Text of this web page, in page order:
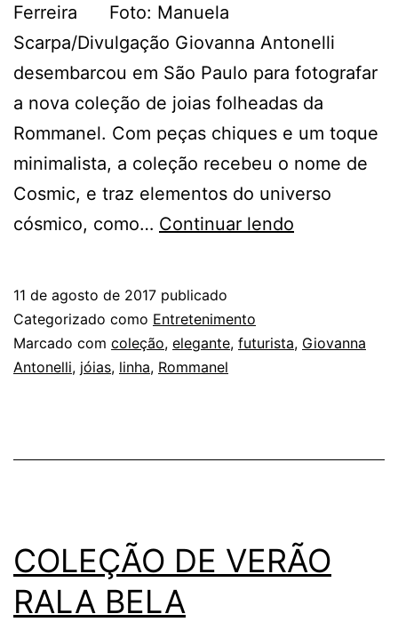
Ferreira Foto: Manuela
Scarpa/Divulgação Giovanna Antonelli
desembarcou em São Paulo para fotografar
a nova coleção de joias folheadas da
Rommanel. Com peças chiques e um toque
minimalista, a coleção recebeu o nome de
Cosmic, e traz elementos do universo
cósmico, como… Continuar lendo
COLEÇÃO
11 de agosto de 2017 publicado
Categorizado como Entretenimento
Marcado com coleção, elegante, futurista, Giovanna
Antonelli, jóias, linha, Rommanel
COLEÇÃO DE VERÃO
RALA BELA